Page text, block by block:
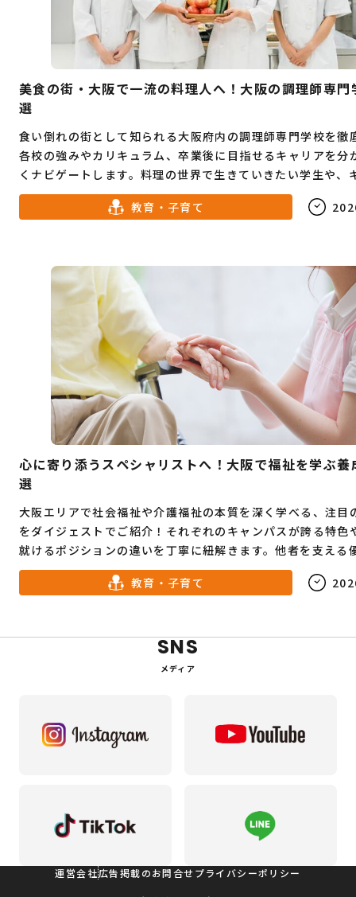
美食の街・大阪で一流の料理人へ！大阪の調理師専門
選
食い倒れの街として知られる大阪府内の調理師専門学校を徹
各校の強みやカリキュラム、卒業後に目指せるキャリアを分
くナビゲートします。料理の世界で生きていきたい学生や、
チェンジを志す社会人必見の情報が満載です。
教育・子育て
心に寄り添うスペシャリストへ！大阪で福祉を学ぶ養
選
大阪エリアで社会福祉や介護福祉の本質を深く学べる、注目
をダイジェストでご紹介！それぞれのキャンパスが誇る特色
就けるポジションの違いを丁寧に紐解きます。他者を支える
生涯の生業にしたいと願う、進路選択を控えた方やリスター
る社会人へ向けた羅針盤です。
教育・子育て
SNS
メディア
運営会社広告掲載のお問合せプライバシーポリシー